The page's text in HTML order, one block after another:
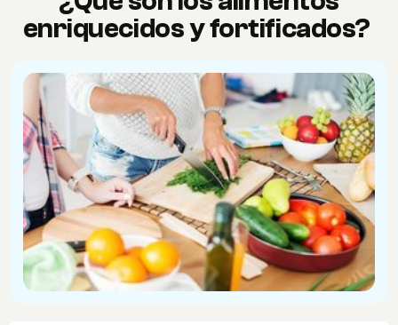
enriquecidos y fortificados?